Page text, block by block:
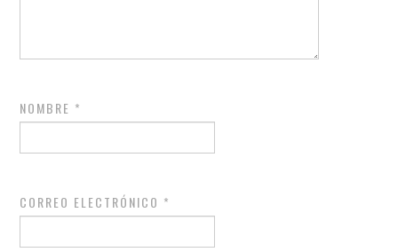
NOMBRE *
CORREO ELECTRÓNICO *